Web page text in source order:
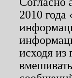
2010
исходя